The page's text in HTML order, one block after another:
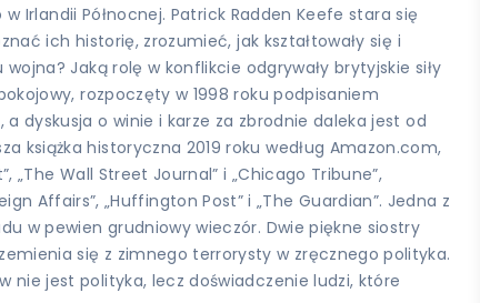
Irlandii Północnej. Patrick Radden Keefe stara się
ich historię, zrozumieć, jak kształtowały się i
Jaką rolę w konflikcie odgrywały brytyjskie siły
rozpoczęty w 1998 roku podpisaniem
dyskusja o winie i karze za zbrodnie daleka jest od
książka historyczna 2019 roku według Amazon.com,
„The Wall Street Journal” i „Chicago Tribune”,
Affairs”, „Huffington Post” i „The Guardian”. Jedna z
w pewien grudniowy wieczór. Dwie piękne siostry
się z zimnego terrorysty w zręcznego polityka.
nie jest polityka, lecz doświadczenie ludzi, które